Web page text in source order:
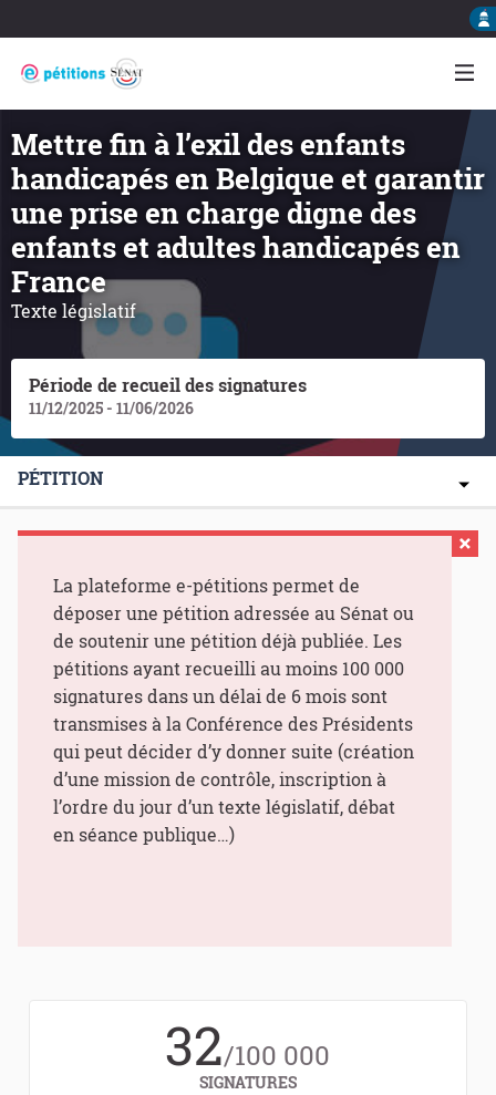
Mettre fin à l’exil des enfants
handicapés en Belgique et garantir
une prise en charge digne des
enfants et adultes handicapés en
France
Texte législatif
Période de recueil des signatures
11/12/2025 - 11/06/2026
PÉTITION
La plateforme e-pétitions permet de
déposer une pétition adressée au Sénat ou
de soutenir une pétition déjà publiée. Les
pétitions ayant recueilli au moins 100 000
signatures dans un délai de 6 mois sont
transmises à la Conférence des Présidents
qui peut décider d’y donner suite (création
d’une mission de contrôle, inscription à
l’ordre du jour d’un texte législatif, débat
en séance publique…)
32/100 000
SIGNATURES